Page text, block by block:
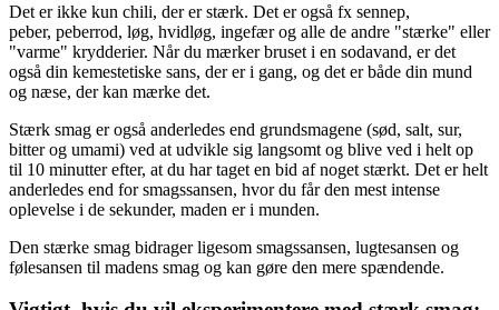
Det er ikke kun chili, der er stærk. Det er også fx sennep,
peber, peberrod, løg, hvidløg, ingefær og alle de andre "stærke" eller
"varme" krydderier. Når du mærker bruset i en sodavand, er det
også din kemestetiske sans, der er i gang, og det er både din mund
og næse, der kan mærke det.
Stærk smag er også anderledes end grundsmagene (sød, salt, sur,
bitter og umami) ved at udvikle sig langsomt og blive ved i helt op
til 10 minutter efter, at du har taget en bid af noget stærkt. Det er helt
anderledes end for smagssansen, hvor du får den mest intense
oplevelse i de sekunder, maden er i munden.
Den stærke smag bidrager ligesom smagssansen, lugtesansen og
følesansen til madens smag og kan gøre den mere spændende.